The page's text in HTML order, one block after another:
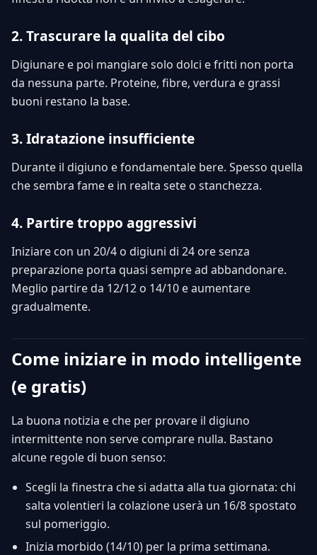
2. Trascurare la qualita del cibo
Digiunare e poi mangiare solo dolci e fritti non porta
da nessuna parte. Proteine, fibre, verdura e grassi
buoni restano la base.
3. Idratazione insufficiente
Durante il digiuno e fondamentale bere. Spesso quella
che sembra fame e in realta sete o stanchezza.
4. Partire troppo aggressivi
Iniziare con un 20/4 o digiuni di 24 ore senza
preparazione porta quasi sempre ad abbandonare.
Meglio partire da 12/12 o 14/10 e aumentare
gradualmente.
Come iniziare in modo intelligente
(e gratis)
La buona notizia e che per provare il digiuno
intermittente non serve comprare nulla. Bastano
alcune regole di buon senso:
Scegli la finestra che si adatta alla tua giornata: chi
salta volentieri la colazione userà un 16/8 spostato
sul pomeriggio.
Inizia morbido (14/10) per la prima settimana.